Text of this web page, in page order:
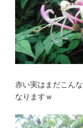
赤い実はまだこん
なりますｗ